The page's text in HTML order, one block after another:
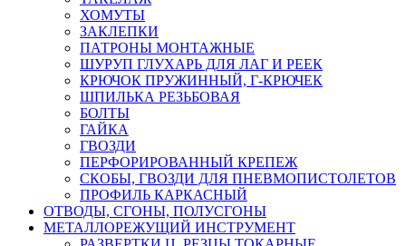
ХОМУТЫ
ЗАКЛЕПКИ
ПАТРОНЫ МОНТАЖНЫЕ
ШУРУП ГЛУХАРЬ ДЛЯ ЛАГ И РЕЕК
КРЮЧОК ПРУЖИННЫЙ, Г-КРЮЧЕК
ШПИЛЬКА РЕЗЬБОВАЯ
БОЛТЫ
ГАЙКА
ГВОЗДИ
ПЕРФОРИРОВАННЫЙ КРЕПЕЖ
СКОБЫ, ГВОЗДИ ДЛЯ ПНЕВМОПИСТОЛЕТОВ
ПРОФИЛЬ КАРКАСНЫЙ
ОТВОДЫ, СГОНЫ, ПОЛУСГОНЫ
МЕТАЛЛОРЕЖУЩИЙ ИНСТРУМЕНТ